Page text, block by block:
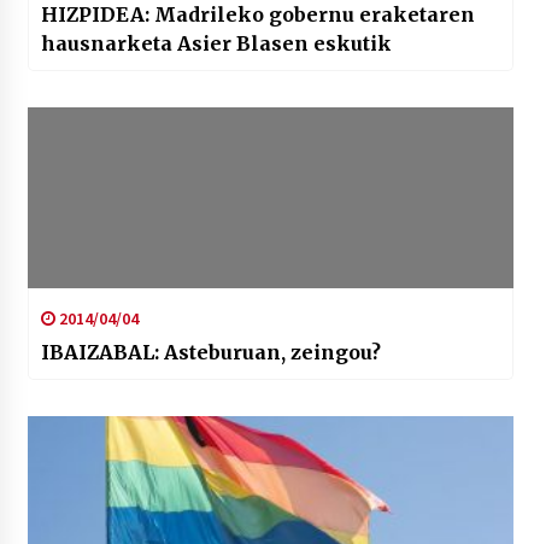
HIZPIDEA: Madrileko gobernu eraketaren
hausnarketa Asier Blasen eskutik
2014/04/04
IBAIZABAL: Asteburuan, zeingou?